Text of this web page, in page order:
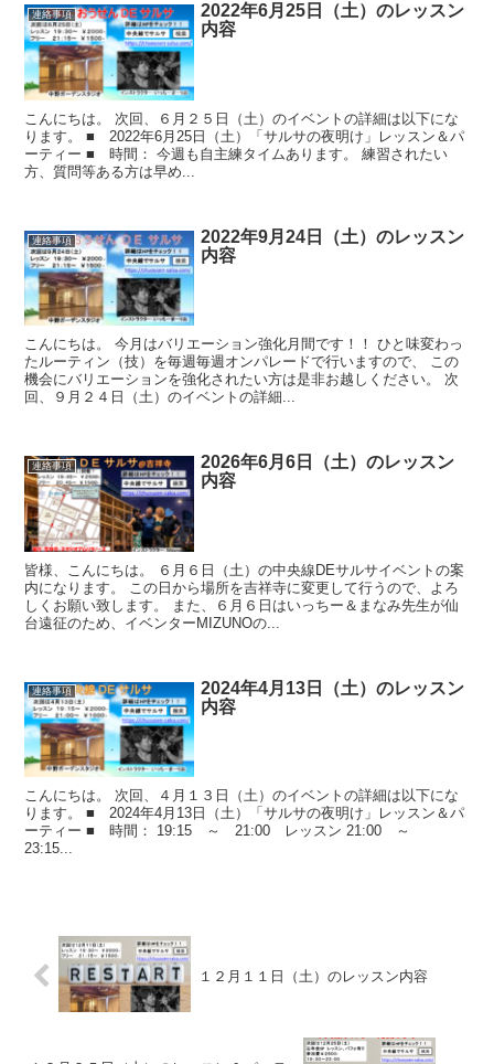
連絡事項
2022年6月25日（土）のレッスン
内容
こんにちは。 次回、６月２５日（土）のイベントの詳細は以下にな
ります。 ■ 2022年6月25日（土）「サルサの夜明け」レッスン＆パ
ーティー ■ 時間： 今週も自主練タイムあります。 練習されたい
方、質問等ある方は早め...
連絡事項
2022年9月24日（土）のレッスン
内容
こんにちは。 今月はバリエーション強化月間です！！ ひと味変わっ
たルーティン（技）を毎週毎週オンパレードで行いますので、 この
機会にバリエーションを強化されたい方は是非お越しください。 次
回、９月２４日（土）のイベントの詳細...
連絡事項
2026年6月6日（土）のレッスン
内容
皆様、こんにちは。 ６月６日（土）の中央線DEサルサイベントの案
内になります。 この日から場所を吉祥寺に変更して行うので、よろ
しくお願い致します。 また、６月６日はいっちー＆まなみ先生が仙
台遠征のため、イベンターMIZUNOの...
連絡事項
2024年4月13日（土）のレッスン
内容
こんにちは。 次回、４月１３日（土）のイベントの詳細は以下にな
ります。 ■ 2024年4月13日（土）「サルサの夜明け」レッスン＆パ
ーティー ■ 時間： 19:15 ～ 21:00 レッスン 21:00 ～
23:15...
１２月１１日（土）のレッスン内容